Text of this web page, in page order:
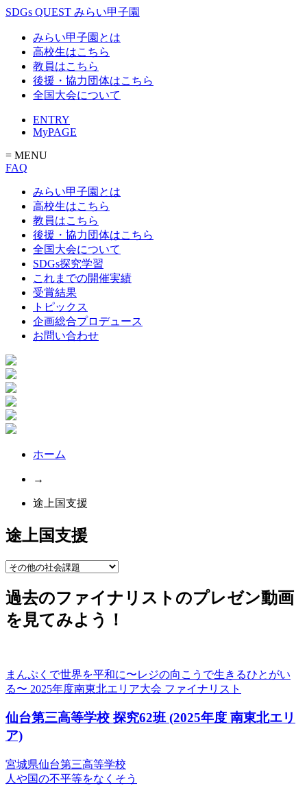
SDGs QUEST みらい甲子園
みらい甲子園とは
高校生はこちら
教員はこちら
後援・協力団体はこちら
全国大会について
ENTRY
MyPAGE
= MENU
FAQ
みらい甲子園とは
高校生はこちら
教員はこちら
後援・協力団体はこちら
全国大会について
SDGs探究学習
これまでの開催実績
受賞結果
トピックス
企画総合プロデュース
お問い合わせ
ホーム
→
途上国支援
途上国支援
過去のファイナリストのプレゼン動画
を見てみよう！
まんぷくで世界を平和に〜レジの向こうで生きるひとがい
る〜 2025年度南東北エリア大会 ファイナリスト
仙台第三高等学校 探究62班(2025年度 南東北エリ
ア)
宮城県仙台第三高等学校
人や国の不平等をなくそう